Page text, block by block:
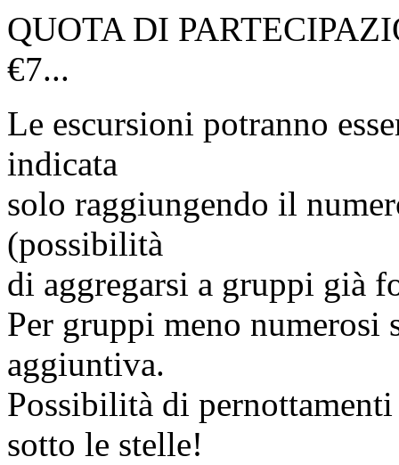
QUOTA DI
€7...
Le escursioni potranno
indicata
solo raggiungendo il
(possibilità
di aggregarsi a gruppi già
Per gruppi meno numerosi
aggiuntiva.
Possibilità di
sotto le stelle!